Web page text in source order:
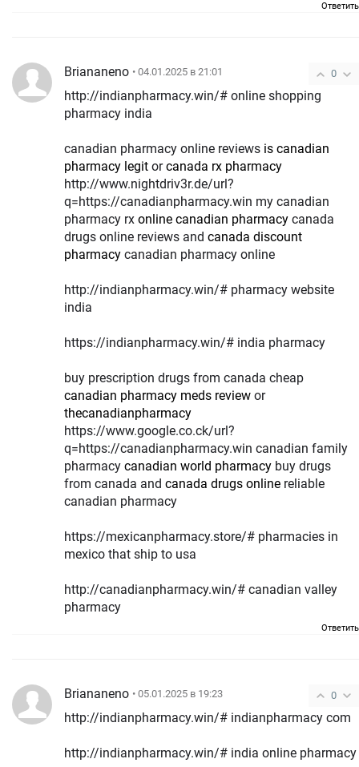
Ответить
0
Briananeno • 04.01.2025 в 21:01
http://indianpharmacy.win/# online shopping
pharmacy india
canadian pharmacy online reviews is canadian
pharmacy legit orcanada rx pharmacy
http://www.nightdriv3r.de/url?
q=https://canadianpharmacy.win my canadian
pharmacy rx online canadian pharmacy canada
drugs online reviews and canada discount
pharmacy canadian pharmacy online
http://indianpharmacy.win/# pharmacy website
india
https://indianpharmacy.win/# india pharmacy
buy prescription drugs from canada cheap
canadian pharmacy meds review or
thecanadianpharmacy
https://www.google.co.ck/url?
q=https://canadianpharmacy.win canadian family
pharmacy canadian world pharmacy buy drugs
from canada and canada drugs online reliable
canadian pharmacy
https://mexicanpharmacy.store/# pharmacies in
mexico that ship to usa
http://canadianpharmacy.win/# canadian valley
pharmacy
Ответить
0
Briananeno • 05.01.2025 в 19:23
http://indianpharmacy.win/# indianpharmacy com
http://indianpharmacy.win/# india online pharmacy